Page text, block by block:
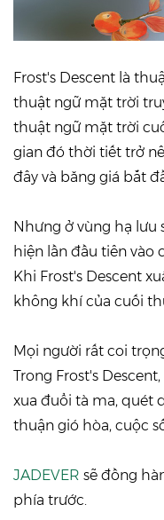
Frost's Descent là
thuật ngữ mặt trời
thuật ngữ mặt trời
gian đó thời tiết trở
đây và băng giá bắt
Nhưng ở vùng hạ lưu
hiện lần đầu tiên vào
Khi Frost's Descent
không khí của cuối
Mọi người rất coi
Trong Frost's
xua đuổi tà ma, quét
thuận gió hòa, cuộc
JADEVER sẽ đồng
phía trước.